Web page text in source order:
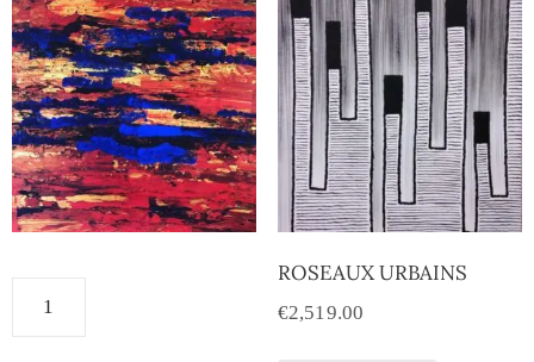
ROSEAUX URBAINS
€2,519.00